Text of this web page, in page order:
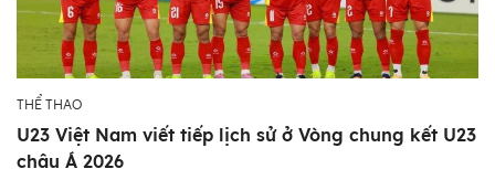
THỂ THAO
U23 Việt Nam viết tiếp lịch sử ở Vòng chung kết U23
châu Á 2026